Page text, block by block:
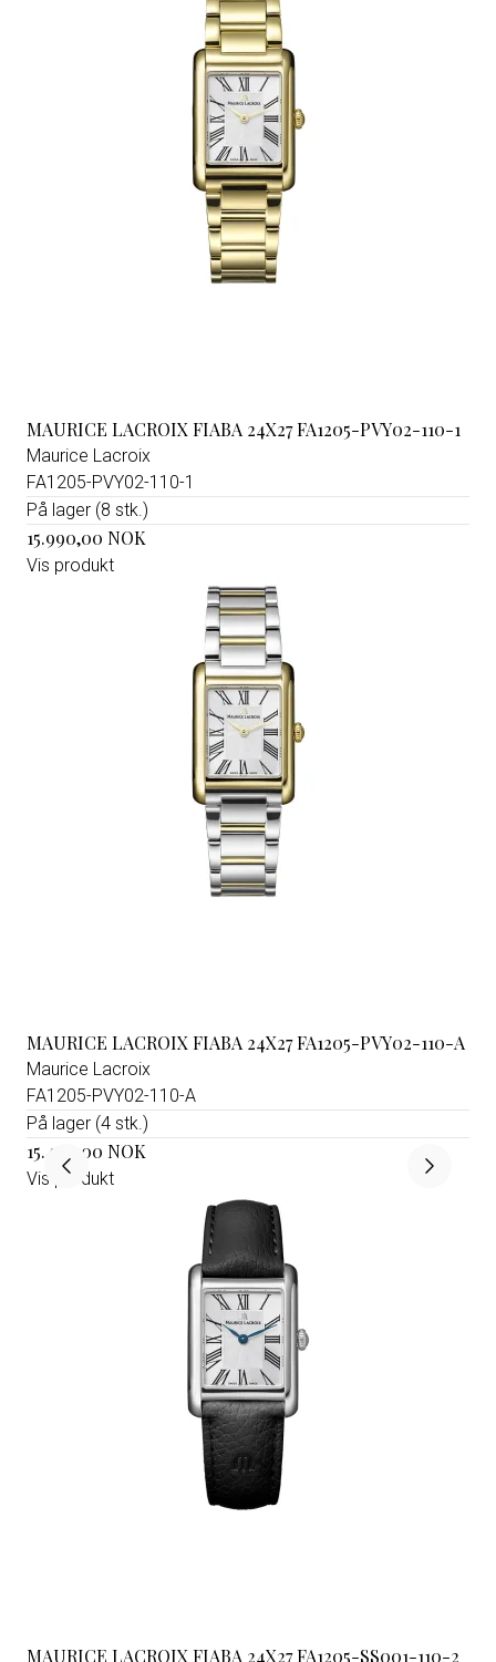
MAURICE LACROIX FIABA 24X27 FA1205-PVY02-110-1
Maurice Lacroix
FA1205-PVY02-110-1
På lager (8 stk.)
15.990,00 NOK
Vis produkt
MAURICE LACROIX FIABA 24X27 FA1205-PVY02-110-A
Maurice Lacroix
FA1205-PVY02-110-A
På lager (4 stk.)
15.490,00 NOK
Vis produkt
MAURICE LACROIX FIABA 24X27 FA1205-SS001-110-2